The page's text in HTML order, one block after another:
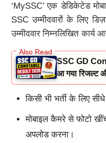
‘MySSC’ एक डेडिकेटेड
SSC उम्मीदवारों के लिए
उम्मीदवार निम्नलिखित कार्य
SSC GD
आ गया रिजल्ट
किसी भी भर्ती के लिए
मोबाइल कैमरे से फोटो
अपलोड करना।